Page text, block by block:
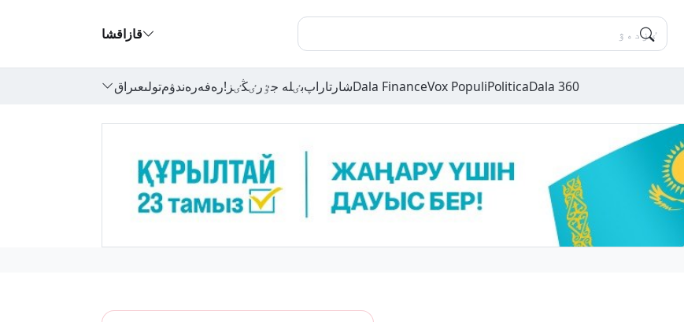
قازاقشا
Dala 360
Politica
Vox Populi
Dala Financeشارتاراپبٸلە جٷرٸڭٸز!رەفەرەندۋمتولىعىراق